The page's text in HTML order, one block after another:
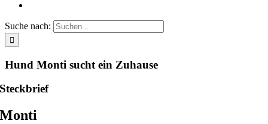
Suche nach:
Hund Monti sucht ein Zuhause
Steckbrief
Monti